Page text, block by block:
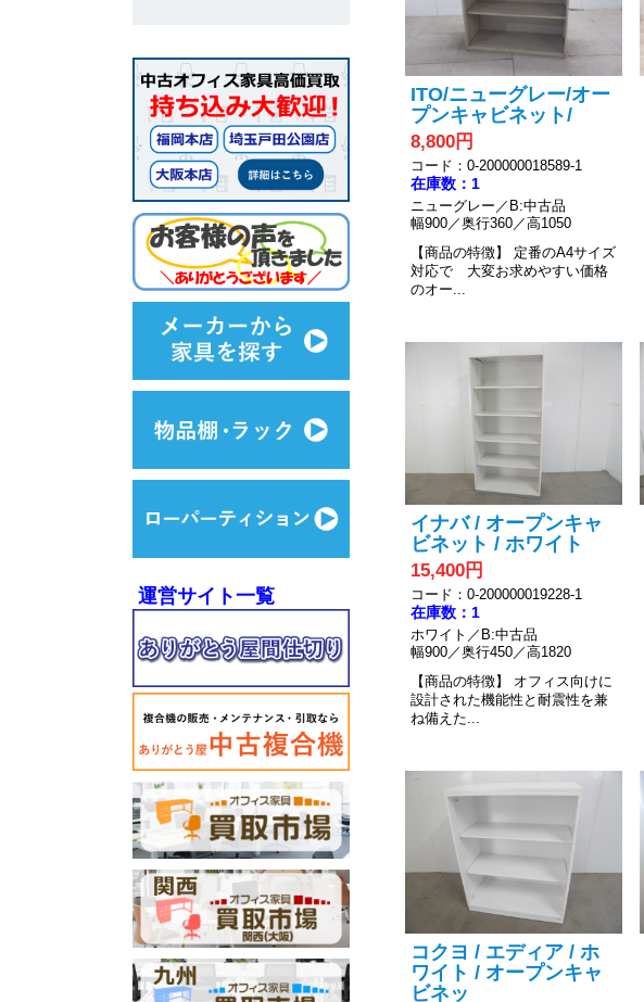
ITO/ニューグレー/オー
プンキャビネット/
8,800円
コード：0-200000018589-1
在庫数：1
ニューグレー／B:中古品
幅900／奥行360／高1050
【商品の特徴】
定番のA4サイズ
対応で 大変お求めやすい価格
のオー...
イナバ / オープンキャ
ビネット / ホワイト
15,400円
コード：0-200000019228-1
在庫数：1
ホワイト／B:中古品
幅900／奥行450／高1820
【商品の特徴】
オフィス向けに
設計された機能性と耐震性を兼
ね備えた...
コクヨ / エディア / ホ
ワイト / オープンキャ
ビネッ
運営サイト一覧